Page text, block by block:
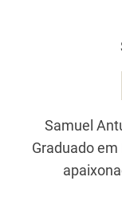
Samuel
Graduado em